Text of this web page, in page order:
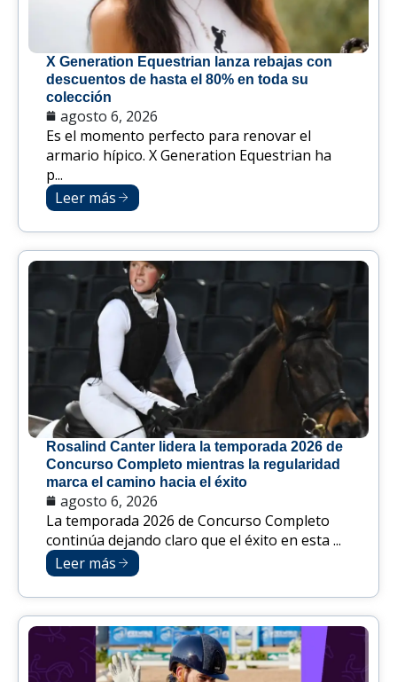
X Generation Equestrian lanza rebajas con
descuentos de hasta el 80% en toda su
colección
agosto 6, 2026
Es el momento perfecto para renovar el
armario hípico. X Generation Equestrian ha
p...
Leer más
Rosalind Canter lidera la temporada 2026 de
Concurso Completo mientras la regularidad
marca el camino hacia el éxito
agosto 6, 2026
La temporada 2026 de Concurso Completo
continúa dejando claro que el éxito en esta ...
Leer más